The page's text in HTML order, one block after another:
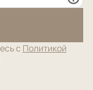
с Политикой